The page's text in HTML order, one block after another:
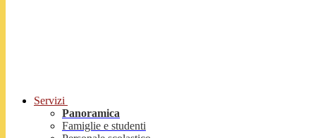
Servizi
Panoramica
Famiglie e studenti